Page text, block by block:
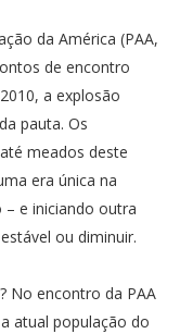
da América (PAA,
de encontro
a explosão
pauta. Os
meados deste
era única na
e iniciando outra
ou diminuir.
No encontro da PAA
atual população do